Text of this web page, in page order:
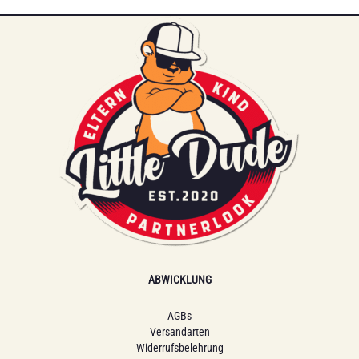
ABWICKLUNG
AGBs
Versandarten
Widerrufsbelehrung